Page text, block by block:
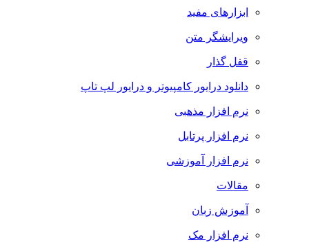
ابزارهای مفید
ویرایشگر متن
قفل گذار
دانلود درایور کامپیوتر و درایور لپ تاپ
نرم افزار مذهبی
نرم افزار پرتابل
نرم افزار آموزشی
مقالات
آموزش زبان
نرم افزار مک